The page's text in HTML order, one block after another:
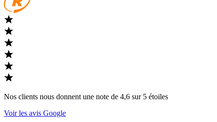
Nos clients nous donnent une note de 4,6 sur 5 étoiles
Voir les avis Google